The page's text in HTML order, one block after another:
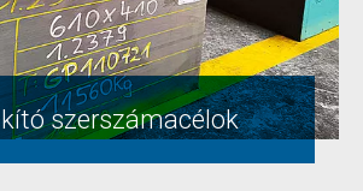
szerszámacélok